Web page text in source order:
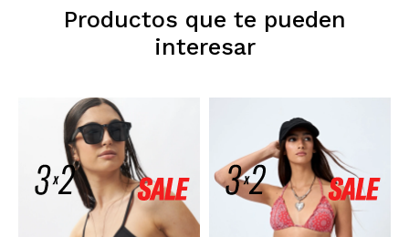
Productos que te pueden
interesar